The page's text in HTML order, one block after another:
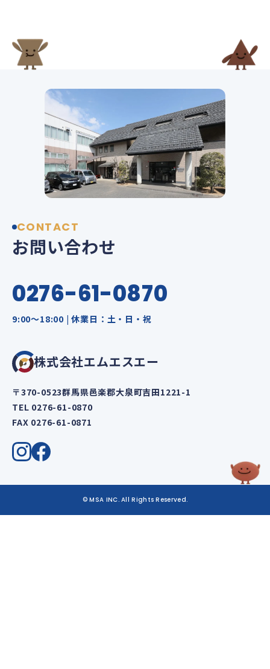
CONTACT
お問い合わせ
0276-61-0870
9:00～18:00 | 休業日：土・日・祝
株式会社エムエスエー
〒370-0523群馬県邑楽郡大泉町吉田1221-1
TEL 0276-61-0870
FAX 0276-61-0871
© MSA INC. All Rights Reserved.